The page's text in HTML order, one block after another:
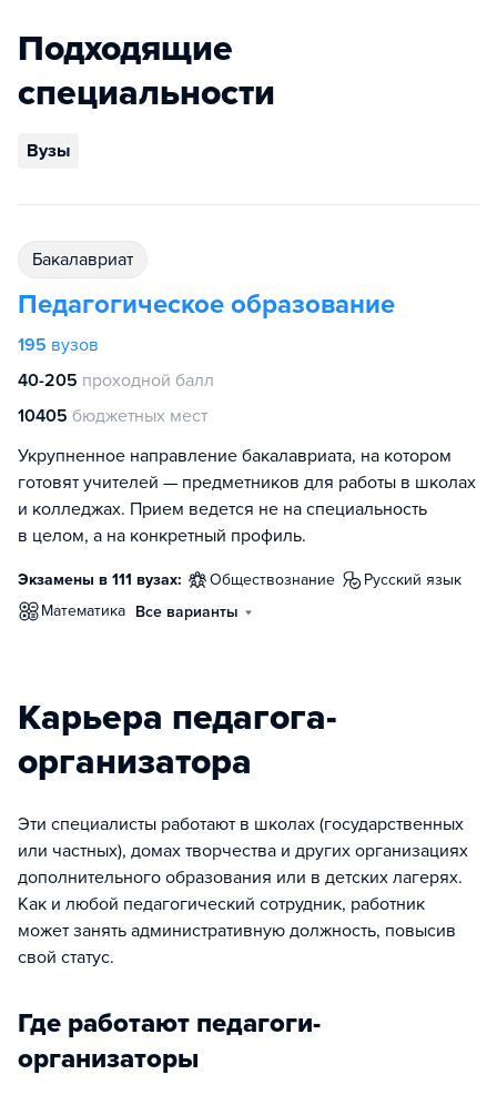
Подходящие
специальности
Вузы
бакалавриат
Педагогическое образование
195 вузов
40-205 проходной балл
10405 бюджетных мест
Укрупненное направление бакалавриата, на котором
готовят учителей — предметников для работы в школах
и колледжах. Прием ведется не на специальность
в целом, а на конкретный профиль.
Экзамены в 111 вузах: обществознание
русский язык
математика Все варианты
Карьера педагога-
организатора
Эти специалисты работают в школах (государственных
или частных), домах творчества и других организациях
дополнительного образования или в детских лагерях.
Как и любой педагогический сотрудник, работник
может занять административную должность, повысив
свой статус.
Где работают педагоги-
организаторы